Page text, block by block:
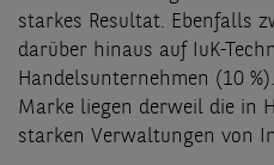
starkes Resultat. Ebenfalls
darüber hinaus auf IuK-
Handelsunternehmen (10
Marke liegen derweil die in
starken Verwaltungen von